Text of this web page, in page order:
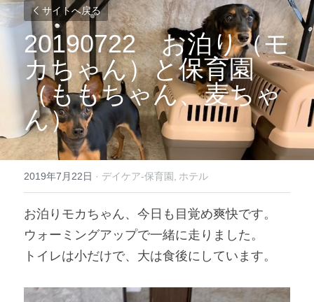
サイトへ戻る
20190722 お泊り（モ
カちゃん）と保育園
（ももちゃん、麦ちゃ
ん）
2019年7月22日 · デイケア-保育園, ホテル
お泊りモカちゃん、今日も目覚め爽快です。
ウォーミングアップで一緒に走りました。
トイレは小だけで、大は食後にしています。